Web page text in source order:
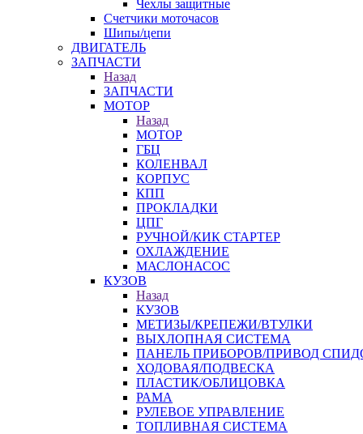
Чехлы защитные
Счетчики моточасов
Шипы/цепи
ДВИГАТЕЛЬ
ЗАПЧАСТИ
Назад
ЗАПЧАСТИ
МОТОР
Назад
МОТОР
ГБЦ
КОЛЕНВАЛ
КОРПУС
КПП
ПРОКЛАДКИ
ЦПГ
РУЧНОЙ/КИК СТАРТЕР
ОХЛАЖДЕНИЕ
МАСЛОНАСОС
КУЗОВ
Назад
КУЗОВ
МЕТИЗЫ/КРЕПЕЖИ/ВТУЛКИ
ВЫХЛОПНАЯ СИСТЕМА
ПАНЕЛЬ ПРИБОРОВ/ПРИВОД
ХОДОВАЯ/ПОДВЕСКА
ПЛАСТИК/ОБЛИЦОВКА
РАМА
РУЛЕВОЕ УПРАВЛЕНИЕ
ТОПЛИВНАЯ СИСТЕМА